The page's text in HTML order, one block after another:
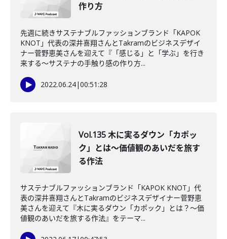
作り方
先週に続きサステナブルファッションブランド「KAPOK
KNOT」代表の深井喜翔さんとTakramのビジネスデザイ
ナー菅野恵美さんを迎えて『「感じる」と「学ぶ」を行き
来する～サステナの手触り感の作り方...
2022.06.24|00:51:28
Vol.135 木に実るダウン「カポッ
ク」とは～価値観のあいだを旅す
る作法
サステナブルファッションブランド「KAPOK KNOT」代
表の深井喜翔さんとTakramのビジネスデザイナー菅野恵
美さんを迎えて『木に実るダウン「カポック」とは？～価
値観のあいだを旅する作法』をテーマ...